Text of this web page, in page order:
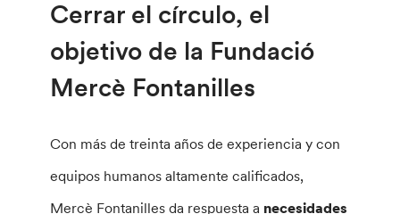
Cerrar el círculo, el
objetivo de la Fundació
Mercè Fontanilles
Con más de treinta años de experiencia y con
equipos humanos altamente calificados,
Mercè Fontanilles da respuesta a necesidades